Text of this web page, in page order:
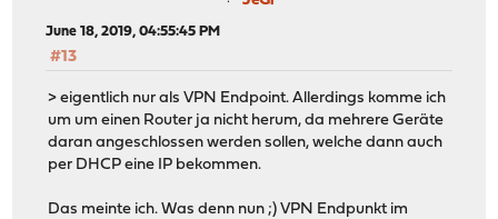
June 18, 2019, 04:55:45 PM
#13
> eigentlich nur als VPN Endpoint. Allerdings komme ich
um um einen Router ja nicht herum, da mehrere Geräte
daran angeschlossen werden sollen, welche dann auch
per DHCP eine IP bekommen.
Das meinte ich. Was denn nun ;) VPN Endpunkt im